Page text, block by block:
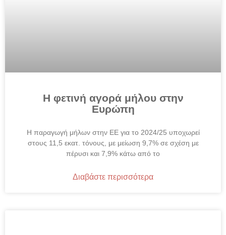
Η φετινή αγορά μήλου στην
Ευρώπη
Η παραγωγή μήλων στην ΕΕ για το 2024/25 υποχωρεί
στους 11,5 εκατ. τόνους, με μείωση 9,7% σε σχέση με
πέρυσι και 7,9% κάτω από το
Διαβάστε περισσότερα